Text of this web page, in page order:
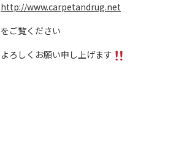
http://www.carpetandrug.net
をご覧ください
よろしくお願い申し上げます